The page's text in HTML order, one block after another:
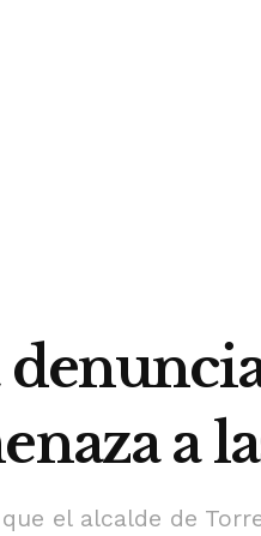
a
el alcalde de